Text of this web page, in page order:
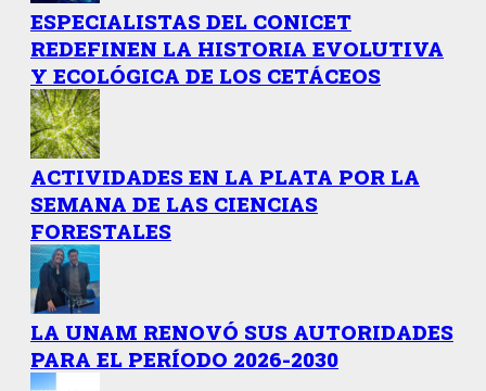
ESPECIALISTAS DEL CONICET
REDEFINEN LA HISTORIA EVOLUTIVA
Y ECOLÓGICA DE LOS CETÁCEOS
ACTIVIDADES EN LA PLATA POR LA
SEMANA DE LAS CIENCIAS
FORESTALES
LA UNAM RENOVÓ SUS AUTORIDADES
PARA EL PERÍODO 2026-2030